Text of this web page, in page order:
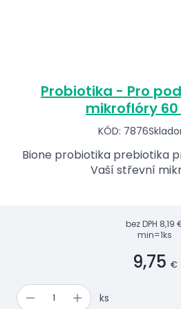
Probiotika - Pro
mikroflóry
KÓD: 7876
Bione probiotika prebiotika
Vaší střevní
bez DPH 8,19
min=1ks
9,75 €
ks